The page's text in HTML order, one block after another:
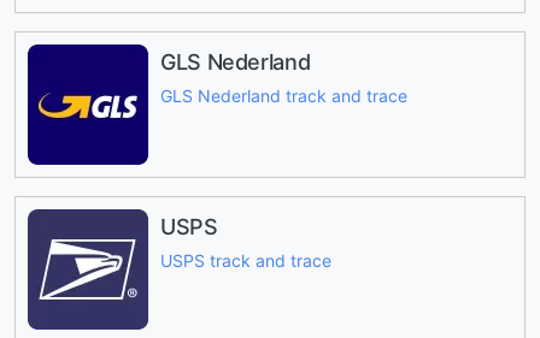
GLS Nederland
GLS Nederland track and trace
USPS
USPS track and trace